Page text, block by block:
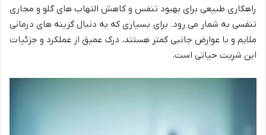
راهکاری طبیعی برای بهبود تنفس و کاهش التهاب های گلو و مجاری
تنفسی به شمار می رود. برای بسیاری که به دنبال گزینه های درمانی
ملایم و با عوارض جانبی کمتر هستند، درک عمیق از عملکرد و جزئیات
این شربت حیاتی است.